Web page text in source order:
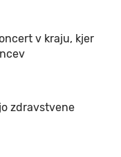
v kraju, kjer
zdravstvene